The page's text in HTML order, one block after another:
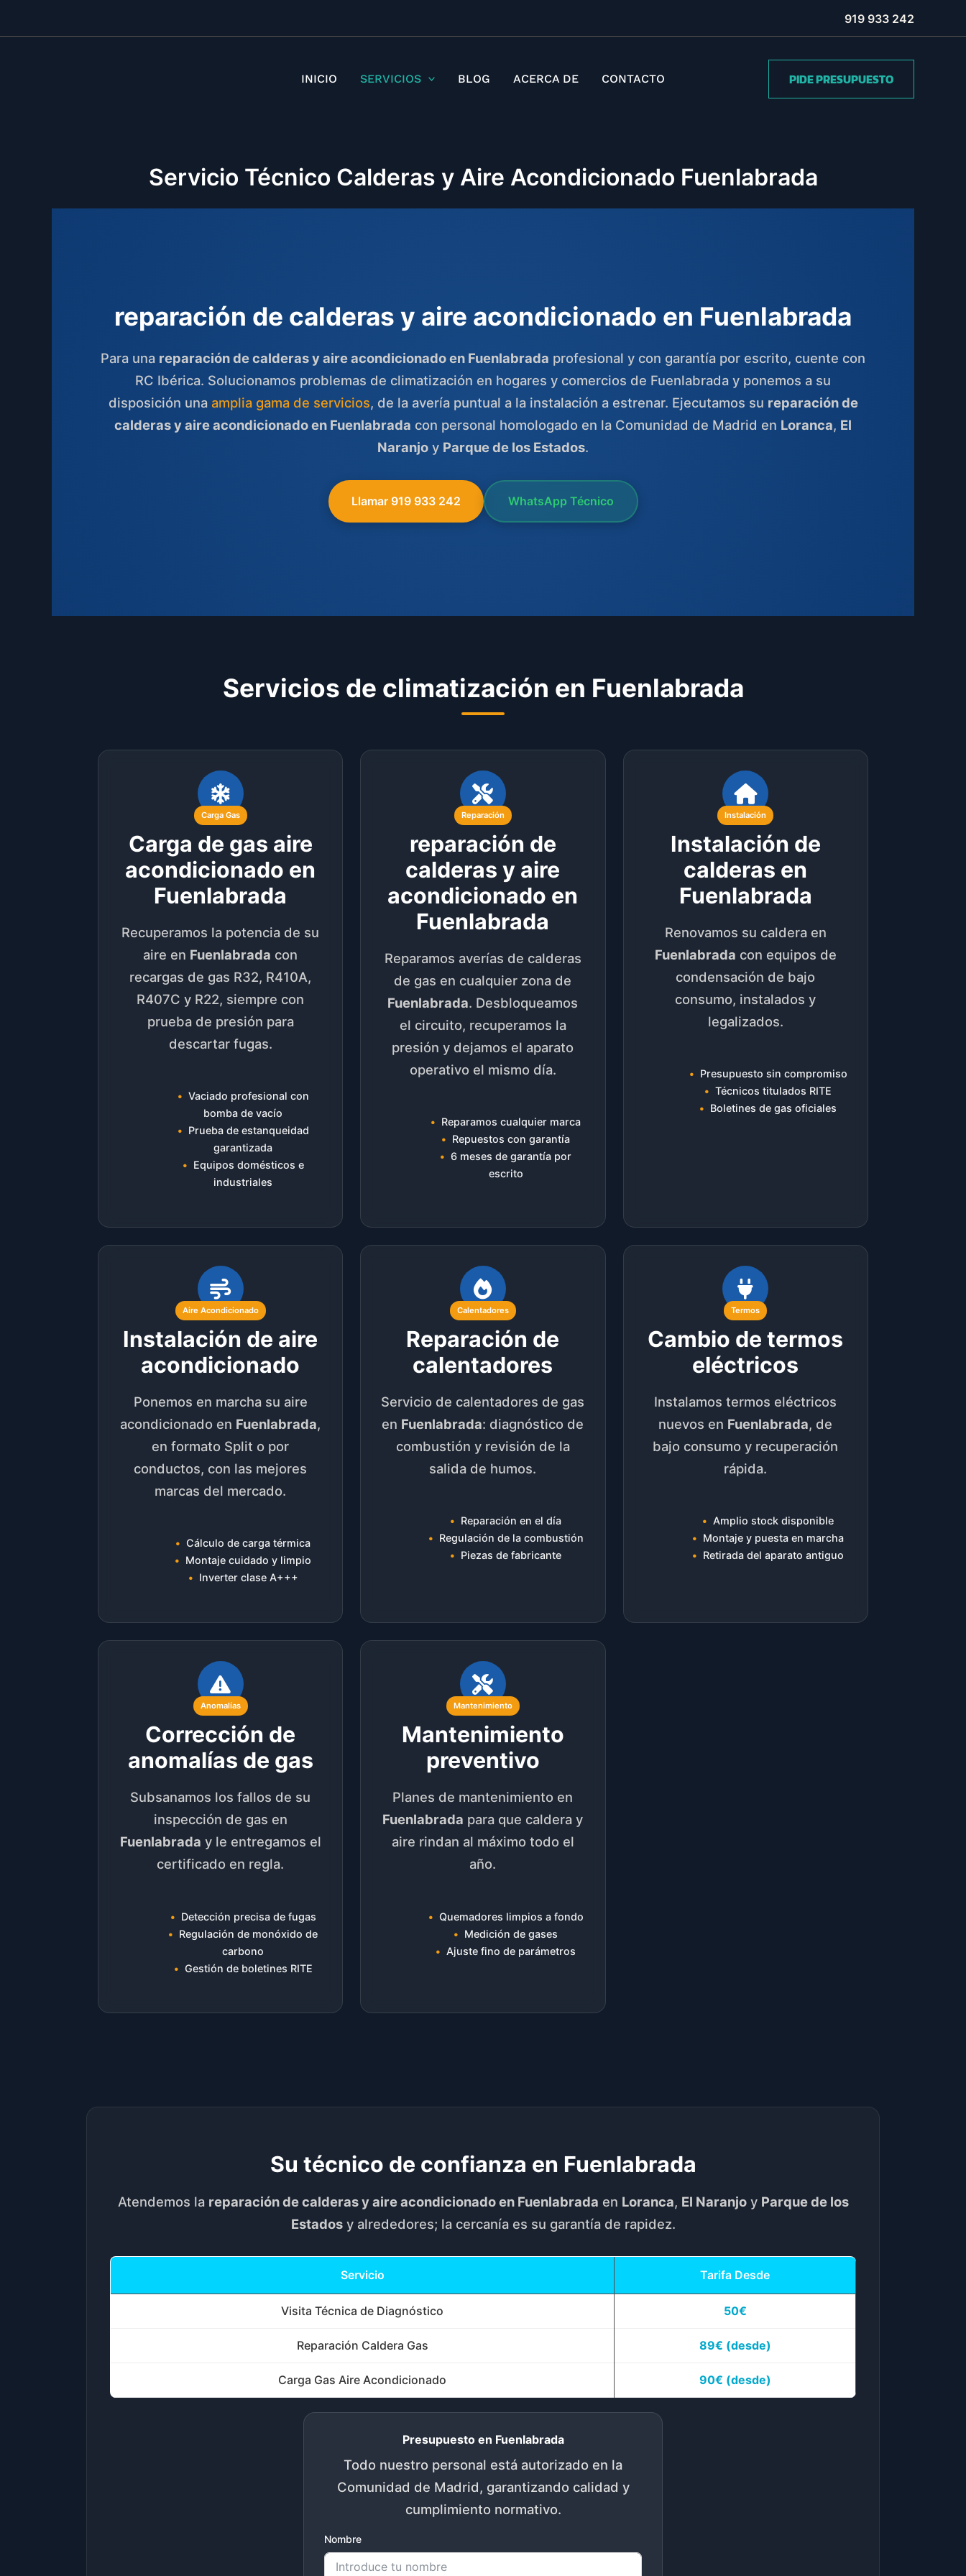
919 933 242
INICIO SERVICIOS BLOG ACERCA DE CONTACTO PIDE PRESUPUESTO
Servicio Técnico Calderas y Aire Acondicionado Fuenlabrada
reparación de calderas y aire acondicionado en Fuenlabrada
Para una reparación de calderas y aire acondicionado en Fuenlabrada profesional y con garantía por escrito, cuente con
RC Ibérica. Solucionamos problemas de climatización en hogares y comercios de Fuenlabrada y ponemos a su
disposición una amplia gama de servicios, de la avería puntual a la instalación a estrenar. Ejecutamos su reparación de
calderas y aire acondicionado en Fuenlabrada con personal homologado en la Comunidad de Madrid en Loranca, El
Naranjo y Parque de los Estados.
Llamar 919 933 242 WhatsApp Técnico
Servicios de climatización en Fuenlabrada
Carga Gas
Carga de gas aire
acondicionado en
Fuenlabrada
Recuperamos la potencia de su
aire en Fuenlabrada con
recargas de gas R32, R410A,
R407C y R22, siempre con
prueba de presión para
descartar fugas.
Vaciado profesional con
bomba de vacío
Prueba de estanqueidad
garantizada
Equipos domésticos e
industriales
Reparación
reparación de
calderas y aire
acondicionado en
Fuenlabrada
Reparamos averías de calderas
de gas en cualquier zona de
Fuenlabrada. Desbloqueamos
el circuito, recuperamos la
presión y dejamos el aparato
operativo el mismo día.
Reparamos cualquier marca
Repuestos con garantía
6 meses de garantía por
escrito
Instalación
Instalación de
calderas en
Fuenlabrada
Renovamos su caldera en
Fuenlabrada con equipos de
condensación de bajo
consumo, instalados y
legalizados.
Presupuesto sin compromiso
Técnicos titulados RITE
Boletines de gas oficiales
Aire Acondicionado
Instalación de aire
acondicionado
Ponemos en marcha su aire
acondicionado en Fuenlabrada,
en formato Split o por
conductos, con las mejores
marcas del mercado.
Cálculo de carga térmica
Montaje cuidado y limpio
Inverter clase A+++
Calentadores
Reparación de
calentadores
Servicio de calentadores de gas
en Fuenlabrada: diagnóstico de
combustión y revisión de la
salida de humos.
Reparación en el día
Regulación de la combustión
Piezas de fabricante
Termos
Cambio de termos
eléctricos
Instalamos termos eléctricos
nuevos en Fuenlabrada, de
bajo consumo y recuperación
rápida.
Amplio stock disponible
Montaje y puesta en marcha
Retirada del aparato antiguo
Anomalías
Corrección de
anomalías de gas
Subsanamos los fallos de su
inspección de gas en
Fuenlabrada y le entregamos el
certificado en regla.
Detección precisa de fugas
Regulación de monóxido de
carbono
Gestión de boletines RITE
Mantenimiento
Mantenimiento
preventivo
Planes de mantenimiento en
Fuenlabrada para que caldera y
aire rindan al máximo todo el
año.
Quemadores limpios a fondo
Medición de gases
Ajuste fino de parámetros
Su técnico de confianza en Fuenlabrada
Atendemos la reparación de calderas y aire acondicionado en Fuenlabrada en Loranca, El Naranjoy Parque de los
Estadosy alrededores; la cercanía es su garantía de rapidez.
Servicio Tarifa Desde
Visita Técnica de Diagnóstico 50€
Reparación Caldera Gas 89€ (desde)
Carga Gas Aire Acondicionado 90€ (desde)
Presupuesto en Fuenlabrada
Todo nuestro personal está autorizado en la
Comunidad de Madrid, garantizando calidad y
cumplimiento normativo.
Nombre